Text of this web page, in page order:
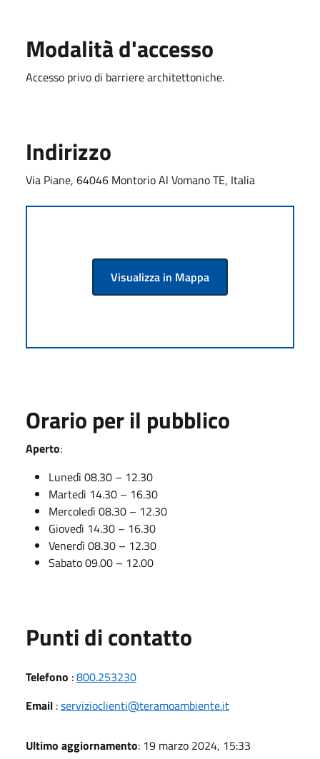
Modalità d'accesso
Accesso privo di barriere architettoniche.
Indirizzo
Via Piane, 64046 Montorio Al Vomano TE, Italia
Visualizza in Mappa
Orario per il pubblico
Aperto:
Lunedì 08.30 – 12.30
Martedì 14.30 – 16.30
Mercoledì 08.30 – 12.30
Giovedì 14.30 – 16.30
Venerdì 08.30 – 12.30
Sabato 09.00 – 12.00
Punti di contatto
Telefono :800.253230
Email :servizioclienti@teramoambiente.it
Ultimo aggiornamento: 19 marzo 2024, 15:33